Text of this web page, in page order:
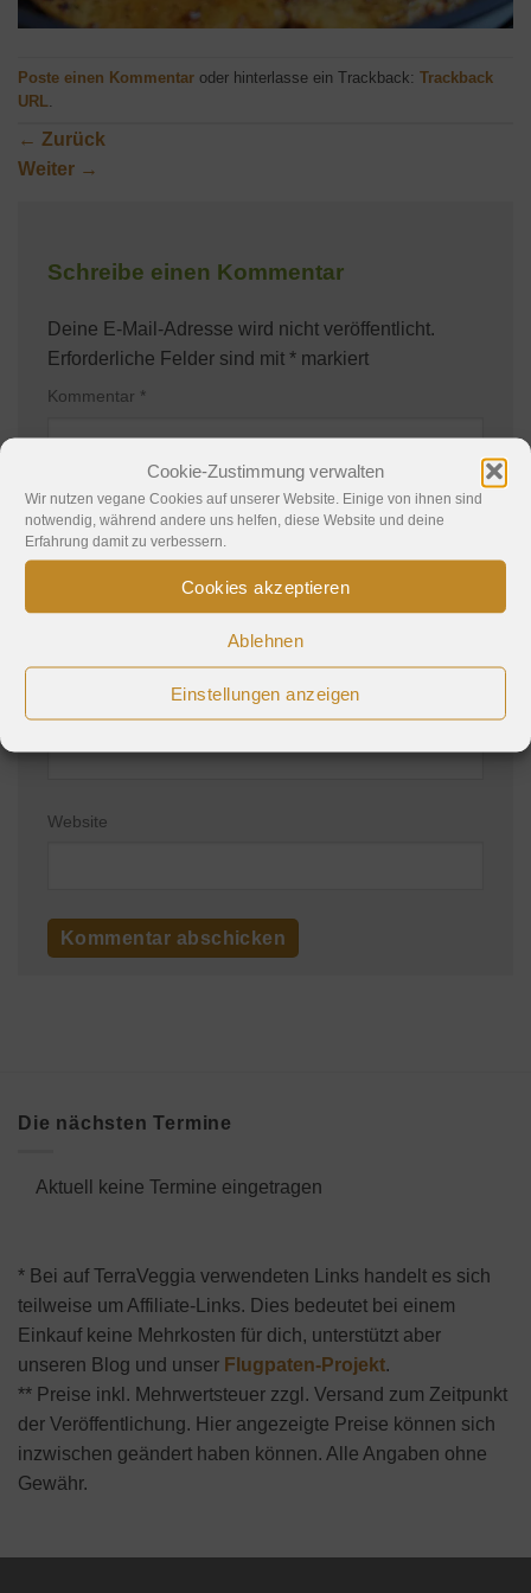
Cookie-Zustimmung verwalten
Wir nutzen vegane Cookies auf unserer Website. Einige von ihnen sind
notwendig, während andere uns helfen, diese Website und deine
Erfahrung damit zu verbessern.
Cookies akzeptieren
Ablehnen
Einstellungen anzeigen
Poste einen Kommentar oder hinterlasse ein Trackback: Trackback
URL
← Zurück
Weiter →
Schreibe einen Kommentar
Deine E-Mail-Adresse wird nicht veröffentlicht.
Erforderliche Felder sind mit * markiert
Kommentar *
Website
Die nächsten Termine
Aktuell keine Termine eingetragen
* Bei auf TerraVeggia verwendeten Links handelt es sich
teilweise um Affiliate-Links. Dies bedeutet bei einem
Einkauf keine Mehrkosten für dich, unterstützt aber
unseren Blog und unser Flugpaten-Projekt.
** Preise inkl. Mehrwertsteuer zzgl. Versand zum Zeitpunkt
der Veröffentlichung. Hier angezeigte Preise können sich
inzwischen geändert haben können. Alle Angaben ohne
Gewähr.